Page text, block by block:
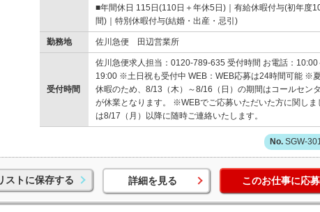
■年間休日 115日(110日＋年休5日)｜有給休暇付与(初年度
間)｜特別休暇付与(結婚・出産・忌引)
勤務地 佐川急便 田辺営業所
受付時間
佐川急便求人担当：0120-789-635 受付時間 お電話：10:00
19:00 ※土日祝も受付中 WEB：WEB応募は24時間可能 ※
休暇のため、8/13（木）～8/16（日）の期間はコールセン
が休業となります。 ※WEBでご応募いただいた方に関しま
は8/17（月）以降に随時ご連絡いたします。
SGW-
ストに保存する 詳細を見る このお仕事に応募